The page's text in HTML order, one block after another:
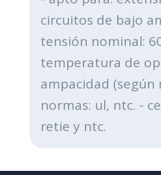
circuitos de bajo
tensión nominal:
temperatura de
ampacidad (según
normas: ul, ntc. -
retie y ntc.